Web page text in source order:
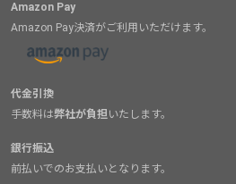
Amazon Pay
Amazon Pay決済がご利用いただけます。
代金引換
手数料は弊社が負担いたします。
銀行振込
前払いでのお支払いとなります。